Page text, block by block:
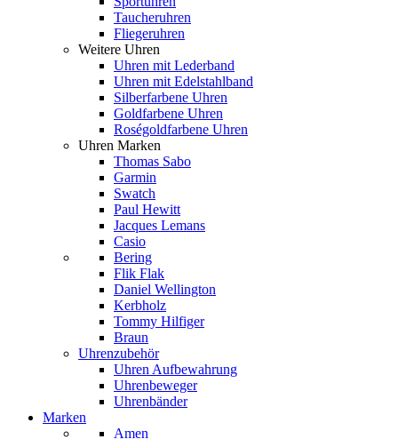
Taucheruhren
Fliegeruhren
Weitere Uhren
Uhren mit Lederband
Uhren mit Edelstahlband
Silberfarbene Uhren
Goldfarbene Uhren
Roségoldfarbene Uhren
Uhren Marken
Thomas Sabo
Garmin
Swatch
Paul Hewitt
Jacques Lemans
Casio
Bering
Flik Flak
Daniel Wellington
Kerbholz
Tommy Hilfiger
Braun
Uhrenzubehör
Uhren Aufbewahrung
Uhrenbeweger
Uhrenbänder
Marken
Amen